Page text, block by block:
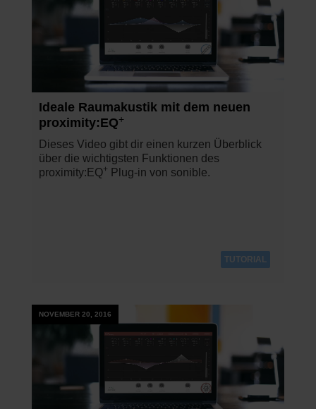
Ideale Raumakustik mit dem neuen
proximity:EQ+
Dieses Video gibt dir einen kurzen Überblick
über die wichtigsten Funktionen des
proximity:EQ+ Plug-in von sonible.
TUTORIAL
NOVEMBER 20, 2016